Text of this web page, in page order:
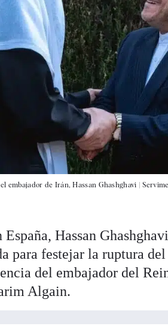
embajador de Irán, Hassan Ghashghavi |
Hassan
para festejar la ruptura
del embajador del
Algain.